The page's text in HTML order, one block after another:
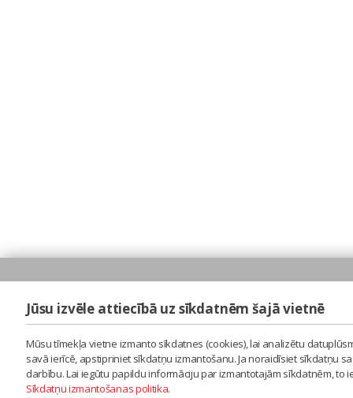
Jūsu izvēle attiecībā uz sīkdatnēm šajā vietnē
Mūsu tīmekļa vietne izmanto sīkdatnes (cookies), lai analizētu
savā ierīcē, apstipriniet sīkdatņu izmantošanu. Ja noraidīsiet sīkdatņu
darbību. Lai iegūtu papildu informāciju par izmantotajām sīkdatnēm,
Sīkdatņu izmantošanas politika.